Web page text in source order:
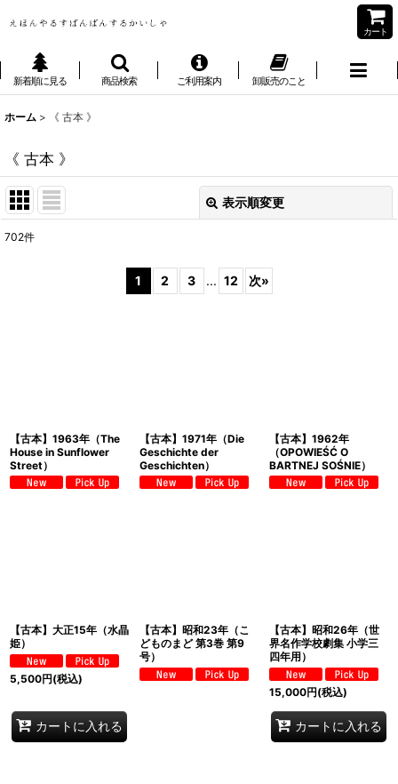
カート
新着順に見る 商品検索 ご利用案内 卸販売のこと
ホーム > 《 古本 》
《 古本 》
表示順変更
702件
1 2 3 ... 12 次»
【古本】1963年（The
House in Sunflower
Street）
【古本】1971年（Die
Geschichte der
Geschichten）
【古本】1962年
（OPOWIEŚĆ O
BARTNEJ SOŚNIE）
【古本】大正15年（水晶
姫）
5,500円(税込)
カートに入れる
【古本】昭和23年（こ
どものまど 第3巻 第9
号）
【古本】昭和26年（世
界名作学校劇集 小学三
四年用）
15,000円(税込)
カートに入れる